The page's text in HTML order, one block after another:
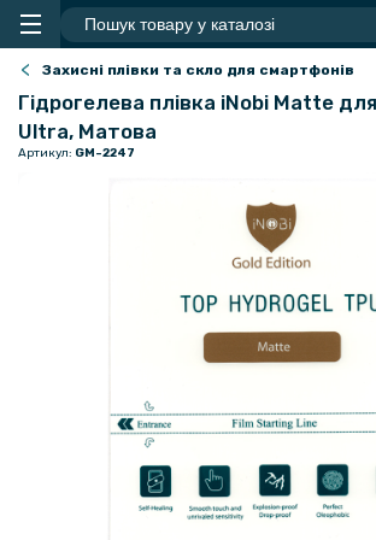
Захисні плівки та скло для смартфонів
Гідрогелева плівка iNobi Matte
Ultra, Матова
Артикул: GM-2247